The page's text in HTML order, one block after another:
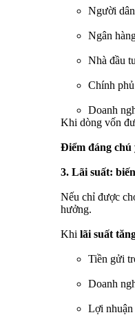
Người
Ngân
Nhà đầu
Chính
Doanh
Khi dòng vốn
Điểm đáng chú
3. Lãi suất:
Nếu chỉ được
hưởng.
Khi lãi suất
Tiền gửi
Doanh
Lợi